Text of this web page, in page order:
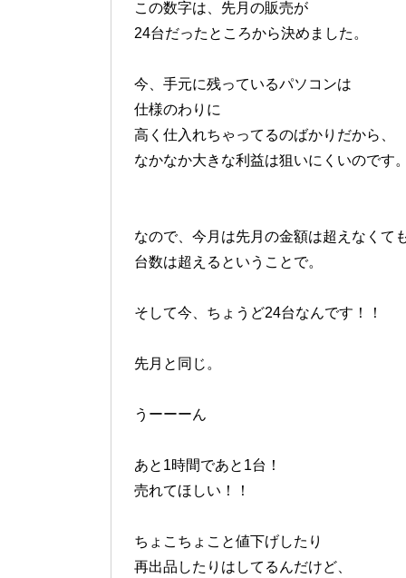
この数字は、先月の販売が
24台だったところから決めました。
今、手元に残っているパソコンは
仕様のわりに
高く仕入れちゃってるのばかりだから、
なかなか大きな利益は狙いにくいのです
なので、今月は先月の金額は超えなくて
台数は超えるということで。
そして今、ちょうど24台なんです！！
先月と同じ。
うーーーん
あと1時間であと1台！
売れてほしい！！
ちょこちょこと値下げしたり
再出品したりはしてるんだけど、